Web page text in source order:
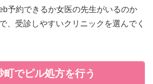
予約できるか女医の先生がいるのか
、受診しやすいクリニックを選んでく
町でピル処方を行う